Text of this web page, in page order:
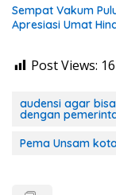
Sempat Vakum
Apresiasi Umat
Post Views:
audensi agar
dengan
Pema Unsam